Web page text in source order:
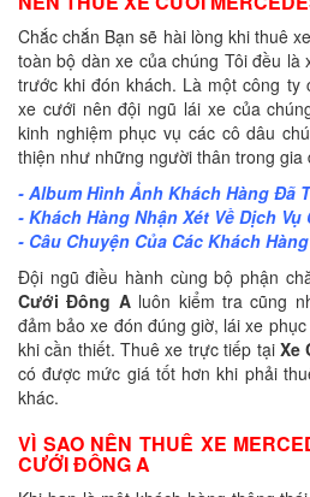
Chắc chắn Bạn sẽ hài lòng khi thuê
toàn bộ dàn xe của chúng Tôi đều là
trước khi đón khách. Là một công ty
xe cưới nên đội ngũ lái xe của
kinh nghiệm phục vụ các cô dâu
thiện như những người thân trong gia
- Album Hình Ảnh Khách Hàng Đã
- Khách Hàng Nhận Xét Về Dịch
- Câu Chuyện Của Các Khách
Đội ngũ điều hành cùng bộ phận
Cưới Đông Aluôn kiểm tra cũng
đảm bảo xe đón đúng giờ, lái xe
khi cần thiết. Thuê xe trực tiếp tại Xe
có được mức giá tốt hơn khi phải
khác.
VÌ SAO NÊN THUÊ XE
CƯỚI ĐÔNG A